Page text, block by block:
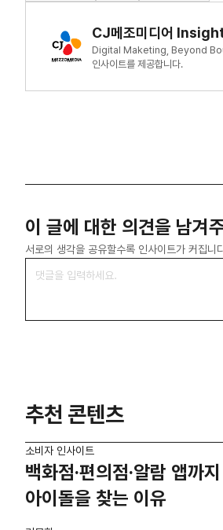
CJ메조미디어
Digital Maketing, Beyond
인사이트를 제공합니다.
이 글에 대한 의견을 남겨
서로의 생각을 공유할수록 인사이트가 커집니
추천 콘텐츠
소비자 인사이트
백화점·편의점·알람 앱까지
아이돌을 찾는 이유